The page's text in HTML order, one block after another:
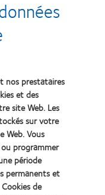
Learn
more
about
2011
nos prestataires
et des
site Web. Les
sur votre
Web. Vous
programmer
période
permanents et
de